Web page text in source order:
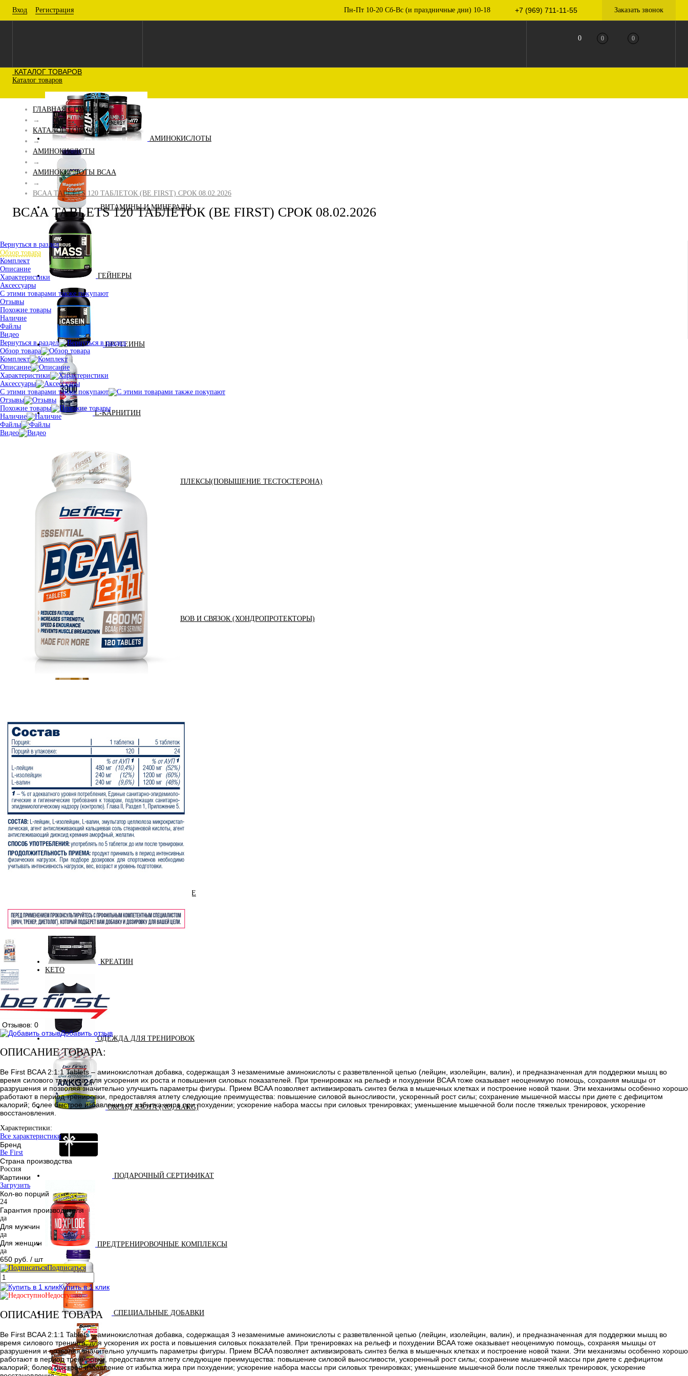
Вход Регистрация Пн-Пт 10-20 Сб-Вс (и праздничные дни) 10-18 +7 (969) 711-11-55 Заказать звонок
0 0 0
КАТАЛОГ ТОВАРОВ
Каталог товаров
АМИНОКИСЛОТЫ
ВИТАМИНЫ И МИНЕРАЛЫ
ГЕЙНЕРЫ
ПРОТЕИНЫ
L-КАРНИТИН
АНАБОЛИЧЕСКИЕ КОМПЛЕКСЫ(ПОВЫШЕНИЕ ТЕСТОСТЕРОНА)
АКСЕССУАРЫ
ДОБАВКИ ДЛЯ СУСТАВОВ И СВЯЗОК (ХОНДРОПРОТЕКТОРЫ)
ЖИРОСЖИГАТЕЛИ
ЗМА (ZMA)
ЗДОРОВЬЕ И ДОЛГОЛЕТИЕ
КРЕАТИН
KETO
ОДЕЖДА ДЛЯ ТРЕНИРОВОК
ОКСИД АЗОТА (NO, AAKG)
ПОДАРОЧНЫЙ СЕРТИФИКАТ
ПРЕДТРЕНИРОВОЧНЫЕ КОМПЛЕКСЫ
СПЕЦИАЛЬНЫЕ ДОБАВКИ
ГЛАВНАЯ СТРАНИЦА
→
КАТАЛОГ ТОВАРОВ
→
АМИНОКИСЛОТЫ
→
АМИНОКИСЛОТЫ BCAA
→
BCAA TABLETS 120 ТАБЛЕТОК (BE FIRST) СРОК 08.02.2026
BCAA TABLETS 120 ТАБЛЕТОК (BE FIRST) СРОК 08.02.2026
Вернуться в раздел
Обзор товара
Комплект
Описание
Характеристики
Аксессуары
С этими товарами также покупают
Отзывы
Похожие товары
Наличие
Файлы
Видео
Вернуться в раздел
Обзор товара
Комплект
Описание
Характеристики
Аксессуары
С этими товарами также покупают
Отзывы
Похожие товары
Наличие
Файлы
Видео
Отзывов: 0
Добавить отзыв
ОПИСАНИЕ ТОВАРА:
Be First BCAA 2:1:1 Tablets – аминокислотная добавка, содержащая 3 незаменимые аминокислоты с разветвленной цепью (лейцин, изолейцин, валин), и предназначенная для поддержки мышц во
время силового тренинга, для ускорения их роста и повышения силовых показателей. При тренировках на рельеф и похудении BCAA тоже оказывает неоценимую помощь, сохраняя мышцы от
разрушения и позволяя значительно улучшить параметры фигуры. Прием BCAA позволяет активизировать синтез белка в мышечных клетках и построение новой ткани. Эти механизмы особенно хорошо
работают в период тренировки, предоставляя атлету следующие преимущества: повышение силовой выносливости, ускоренный рост силы; сохранение мышечной массы при диете с дефицитом
калорий; более быстрое избавление от избытка жира при похудении; ускорение набора массы при силовых тренировках; уменьшение мышечной боли после тяжелых тренировок, ускорение
восстановления.
Характеристики:
Все характеристики
Бренд
Be First
Страна производства
Россия
Картинки
Загрузить
Кол-во порций
24
Гарантия производителя
да
Для мужчин
да
Для женщин
да
650 руб. / шт
Подписаться
Купить в 1 клик
Недоступно
ОПИСАНИЕ ТОВАРА
Be First BCAA 2:1:1 Tablets – аминокислотная добавка, содержащая 3 незаменимые аминокислоты с разветвленной цепью (лейцин, изолейцин, валин), и предназначенная для поддержки мышц во
время силового тренинга, для ускорения их роста и повышения силовых показателей. При тренировках на рельеф и похудении BCAA тоже оказывает неоценимую помощь, сохраняя мышцы от
разрушения и позволяя значительно улучшить параметры фигуры. Прием BCAA позволяет активизировать синтез белка в мышечных клетках и построение новой ткани. Эти механизмы особенно хорошо
работают в период тренировки, предоставляя атлету следующие преимущества: повышение силовой выносливости, ускоренный рост силы; сохранение мышечной массы при диете с дефицитом
калорий; более быстрое избавление от избытка жира при похудении; ускорение набора массы при силовых тренировках; уменьшение мышечной боли после тяжелых тренировок, ускорение